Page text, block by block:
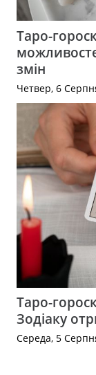
Таро-
змін
Четвер, 6
Таро-
Зодіаку
Середа, 5